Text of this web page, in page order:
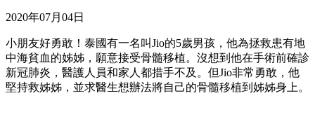
2020年07月04日
小朋友好勇敢！泰國有一名叫Jio的5歲男孩，他為拯救患有地
中海貧血的姊姊，願意接受骨髓移植。沒想到他在手術前確診
新冠肺炎，醫護人員和家人都措手不及。但Jio非常勇敢，他
堅持救姊姊，並求醫生想辦法將自己的骨髓移植到姊姊身上。